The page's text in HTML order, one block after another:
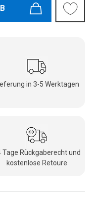
in 3-5 Werktagen
Tage Rückgaberecht und
kostenlose Retoure